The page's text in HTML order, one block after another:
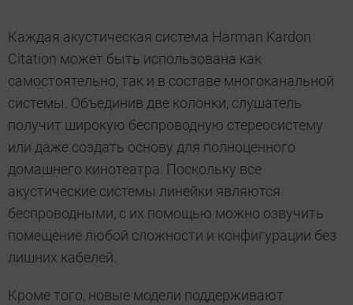
Каждая акустическая система Harman Kardon
Citation может быть использована как
самостоятельно, так и в составе многоканальной
системы. Объединив две колонки, слушатель
получит широкую беспроводную стереосистему
или даже создать основу для полноценного
домашнего кинотеатра. Поскольку все
акустические системы линейки являются
беспроводными, с их помощью можно озвучить
помещение любой сложности и конфигурации без
лишних кабелей.
Кроме того, новые модели поддерживают